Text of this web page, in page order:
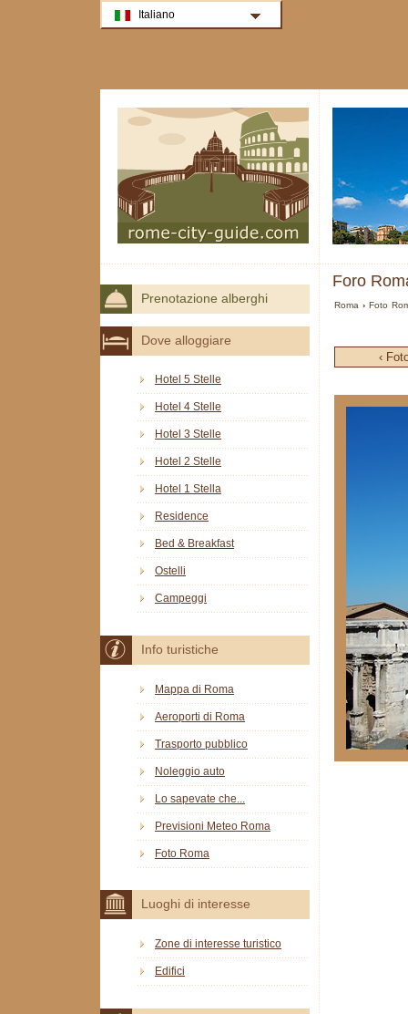
Foro
Roma ›Foto
‹
Prenotazione alberghi
Dove alloggiare
Hotel 5 Stelle
Hotel 4 Stelle
Hotel 3 Stelle
Hotel 2 Stelle
Hotel 1 Stella
Residence
Bed & Breakfast
Ostelli
Campeggi
Info turistiche
Mappa di Roma
Aeroporti di Roma
Trasporto pubblico
Noleggio auto
Lo sapevate che...
Previsioni Meteo Roma
Foto Roma
Luoghi di interesse
Zone di interesse turistico
Edifici
Italiano